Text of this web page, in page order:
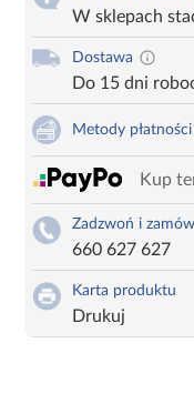
W sklepach
Dostawa
Do 15 dni
Metody płatności
Kup
Zadzwoń i zamów
660 627 627
Karta produktu
Drukuj